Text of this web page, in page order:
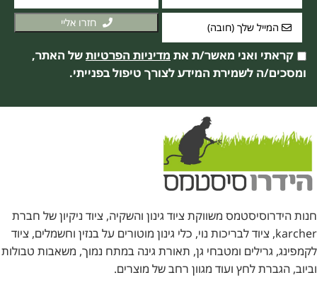
חזרו אליי
קראתי ואני מאשר/ת את מדיניות הפרטיות של האתר,
ומסכים/ה לשמירת המידע לצורך טיפול בפנייתי.
חנות הידרוסיסטמס משווקת ציוד גינון והשקיה, ציוד ניקיון של חברת
karcher, ציוד לבריכות נוי, כלי גינון מוטורים על בנזין וחשמלים, ציוד
לקמפינג, גרילים ומטבחי גן, תאורת גינה במתח נמוך, משאבות טבולות
וביוב, הגברת לחץ ועוד מגוון רחב של מוצרים.